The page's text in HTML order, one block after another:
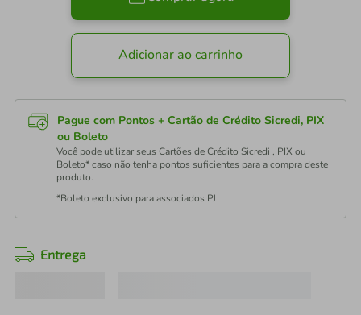
Adicionar ao carrinho
Pague com Pontos + Cartão de Crédito Sicredi, PIX
ou Boleto
Você pode utilizar seus Cartões de Crédito Sicredi , PIX ou
Boleto* caso não tenha pontos suficientes para a compra deste
produto.
*Boleto exclusivo para associados PJ
Entrega